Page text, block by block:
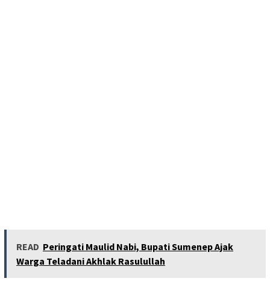
READ Peringati Maulid Nabi, Bupati Sumenep Ajak
Warga Teladani Akhlak Rasulullah